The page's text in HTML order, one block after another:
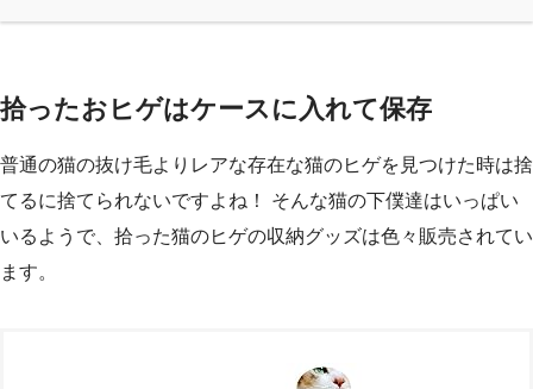
拾ったおヒゲはケースに入れて保存
普通の猫の抜け毛よりレアな存在な猫のヒゲを見つけた時は捨
てるに捨てられないですよね！ そんな猫の下僕達はいっぱい
いるようで、拾った猫のヒゲの収納グッズは色々販売されてい
ます。